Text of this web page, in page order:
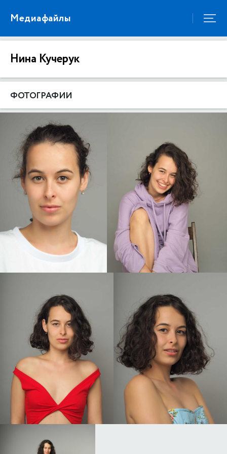
Медиафайлы
Нина Кучерук
ФОТОГРАФИИ